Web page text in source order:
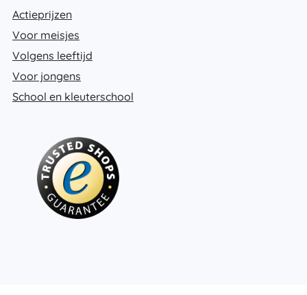
Actieprijzen
Voor meisjes
Volgens leeftijd
Voor jongens
School en kleuterschool